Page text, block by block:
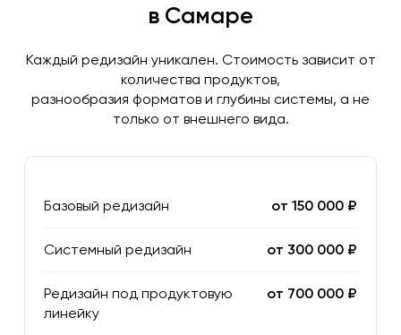
в Самаре
Каждый редизайн уникален. Стоимость зависит от
количества продуктов,
разнообразия форматов и глубины системы, а не
только от внешнего вида.
Базовый редизайн от 150 000 ₽
Системный редизайн от 300 000 ₽
Редизайн под продуктовую
линейку
от 700 000 ₽